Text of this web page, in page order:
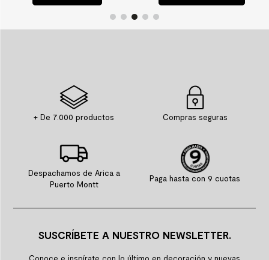
+ De 7.000 productos Compras seguras
Despachamos de Arica a
Puerto Montt
Paga hasta con 9 cuotas
SUSCRÍBETE A NUESTRO NEWSLETTER.